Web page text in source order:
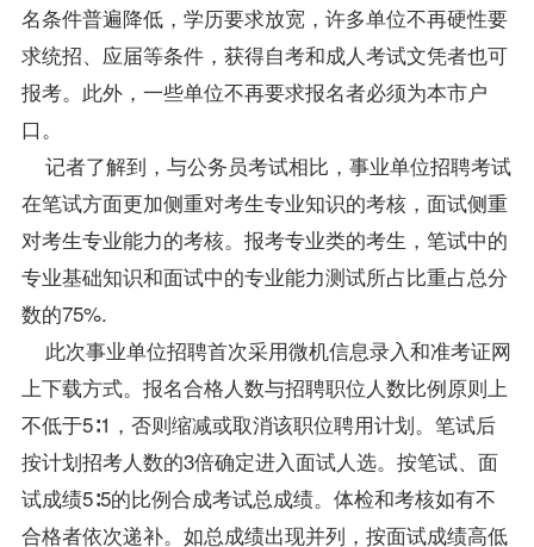
名条件普遍降低，学历要求放宽，许多单位不再硬性要
求统招、应届等条件，获得自考和成人考试文凭者也可
报考。此外，一些单位不再要求报名者必须为本市户
口。
记者了解到，与公务员考试相比，事业单位招聘考试
在笔试方面更加侧重对考生专业知识的考核，面试侧重
对考生专业能力的考核。报考专业类的考生，笔试中的
专业基础知识和面试中的专业能力测试所占比重占总分
数的75%.
此次事业单位招聘首次采用微机信息录入和准考证网
上下载方式。报名合格人数与招聘职位人数比例原则上
不低于5∶1，否则缩减或取消该职位聘用计划。笔试后
按计划招考人数的3倍确定进入面试人选。按笔试、面
试成绩5∶5的比例合成考试总成绩。体检和考核如有不
合格者依次递补。如总成绩出现并列，按面试成绩高低